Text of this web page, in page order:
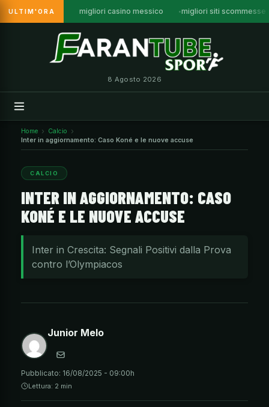
ULTIM'ORA migliori casino messico migliori siti scommesse
8 Agosto 2026
Home
Calcio
Inter in aggiornamento: Caso Koné e le nuove accuse
CALCIO
INTER IN AGGIORNAMENTO: CASO
KONÉ E LE NUOVE ACCUSE
Inter in Crescita: Segnali Positivi dalla Prova
contro l’Olympiacos
Junior Melo
Pubblicato: 16/08/2025 - 09:00h
Lettura: 2 min